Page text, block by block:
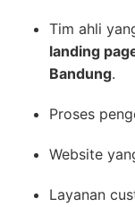
Tim ahli
landing
Bandung.
Proses
Website
Layanan